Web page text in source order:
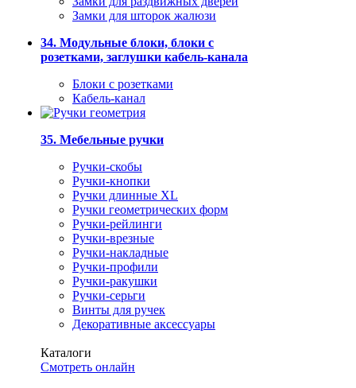
Замки для шторок жалюзи
34. Модульные блоки, блоки с
розетками, заглушки кабель-канала
Блоки с розетками
Кабель-канал
35. Мебельные ручки
Ручки-скобы
Ручки-кнопки
Ручки длинные XL
Ручки геометрических форм
Ручки-рейлинги
Ручки-врезные
Ручки-накладные
Ручки-профили
Ручки-ракушки
Ручки-серьги
Винты для ручек
Декоративные аксессуары
Каталоги
Смотреть онлайн